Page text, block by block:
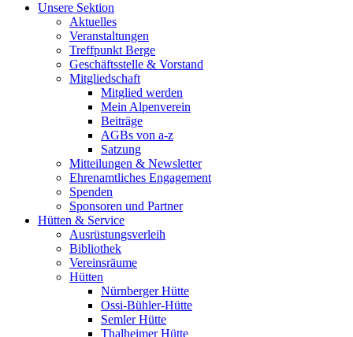
Unsere Sektion
Aktuelles
Veranstaltungen
Treffpunkt Berge
Geschäftsstelle & Vorstand
Mitgliedschaft
Mitglied werden
Mein Alpenverein
Beiträge
AGBs von a-z
Satzung
Mitteilungen & Newsletter
Ehrenamtliches Engagement
Spenden
Sponsoren und Partner
Hütten & Service
Ausrüstungsverleih
Bibliothek
Vereinsräume
Hütten
Nürnberger Hütte
Ossi-Bühler-Hütte
Semler Hütte
Thalheimer Hütte